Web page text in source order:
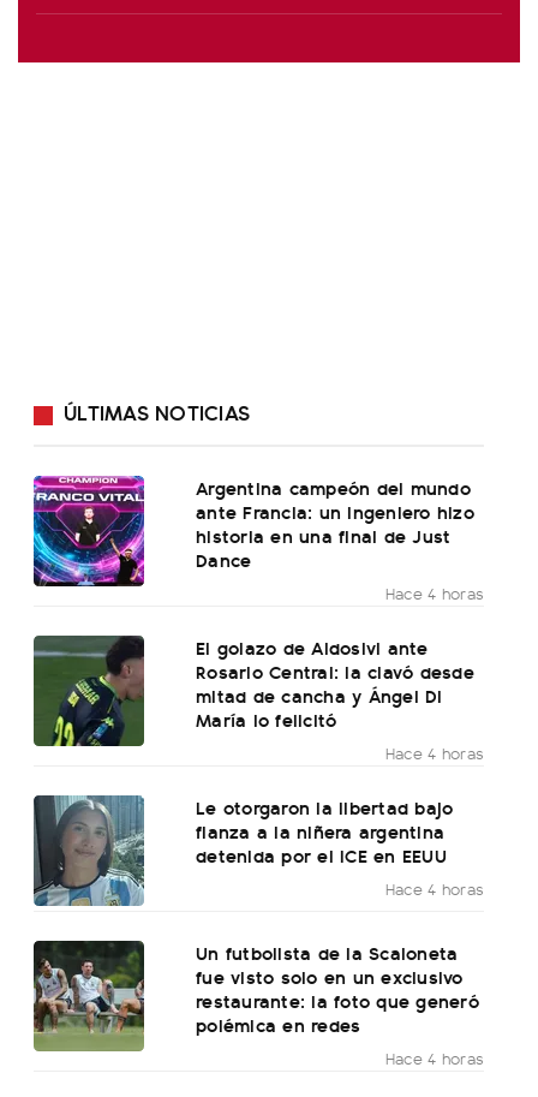
ÚLTIMAS NOTICIAS
Argentina campeón del mundo
ante Francia: un ingeniero hizo
historia en una final de Just
Dance
Hace 4 horas
El golazo de Aldosivi ante
Rosario Central: la clavó desde
mitad de cancha y Ángel Di
María lo felicitó
Hace 4 horas
Le otorgaron la libertad bajo
fianza a la niñera argentina
detenida por el ICE en EEUU
Hace 4 horas
Un futbolista de la Scaloneta
fue visto solo en un exclusivo
restaurante: la foto que generó
polémica en redes
Hace 4 horas